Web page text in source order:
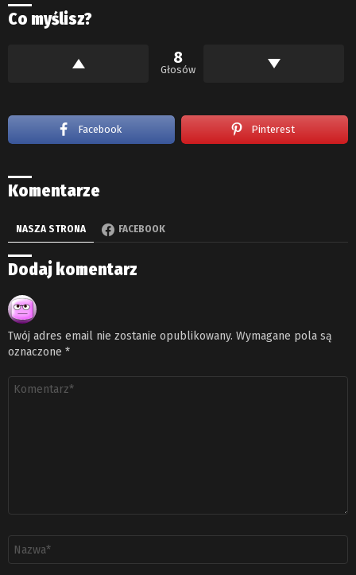
Co myślisz?
8
Głosów
Facebook Pinterest
Komentarze
NASZA STRONA FACEBOOK
Dodaj komentarz
Twój adres email nie zostanie opublikowany. Wymagane pola są
oznaczone *
Komentarz